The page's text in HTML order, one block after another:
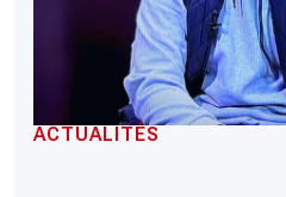
ACTUALITÉS